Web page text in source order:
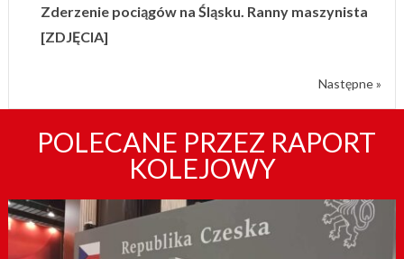
Zderzenie pociągów na Śląsku. Ranny maszynista
[ZDJĘCIA]
Następne »
POLECANE PRZEZ RAPORT
KOLEJOWY